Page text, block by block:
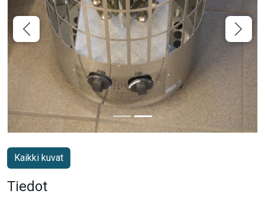
Kaikki kuvat
Tiedot